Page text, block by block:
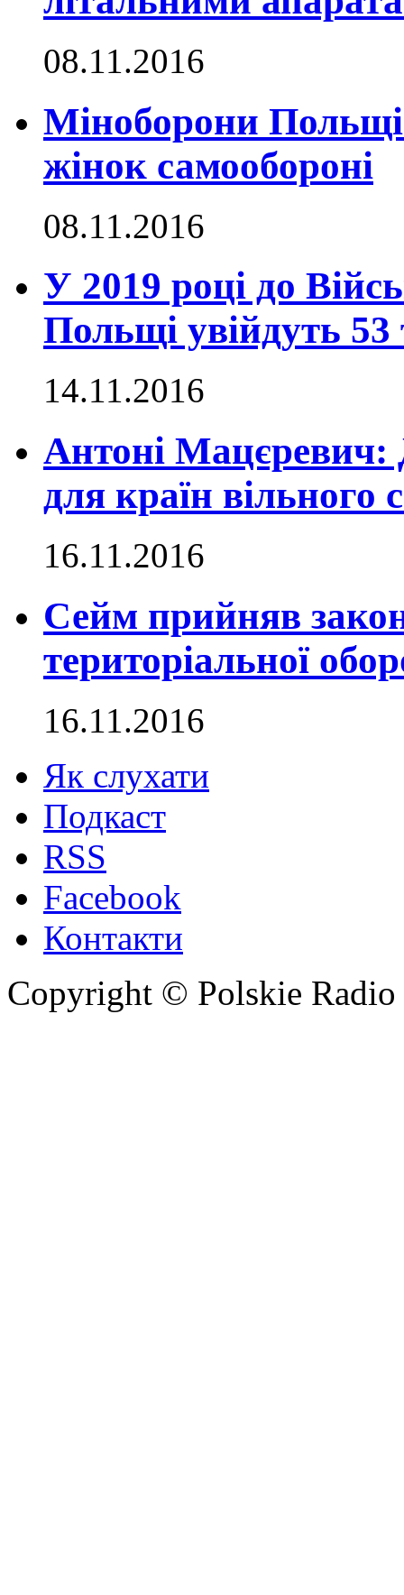
08.11.2016
Міноборони
жінок самообороні
08.11.2016
У 2019 році до
Польщі увійдуть 53
14.11.2016
Антоні Мацєревич:
для країн вільного
16.11.2016
Сейм прийняв
територіальної
16.11.2016
Як слухати
Подкаст
RSS
Facebook
Контакти
Copyright © Polskie